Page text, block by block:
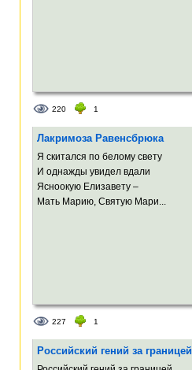
220 1
Лакримоза Равенсбрюка
Я скитался по белому свету
И однажды увидел вдали
Ясноокую Елизавету –
Мать Марию, Святую Maри...
227 1
Российский гений за границей